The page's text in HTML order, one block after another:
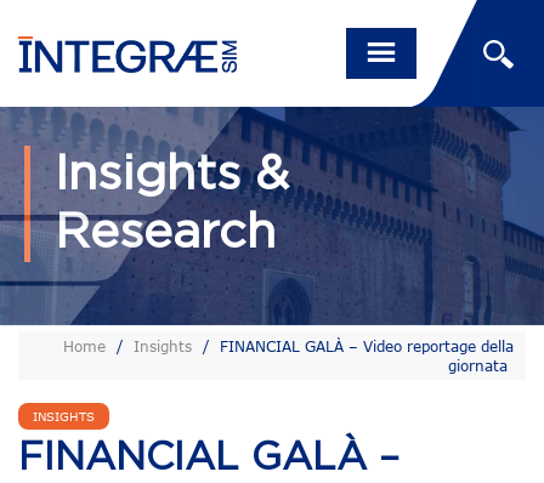
Insights &
Research
Home / Insights /
FINANCIAL GALÀ – Video reportage della
giornata
INSIGHTS
FINANCIAL GALÀ –